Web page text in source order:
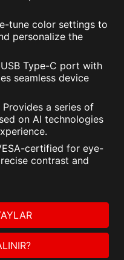
tune color settings to
personalize the
Type-C port with
seamless device
a series of
on AI technologies
certified for eye-
contrast and